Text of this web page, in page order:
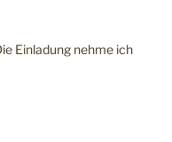
Einladung nehme ich